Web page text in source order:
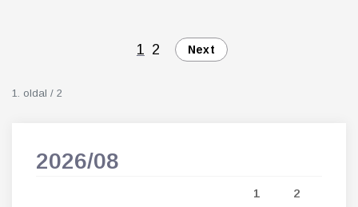
1 2 Next
1. oldal / 2
2026/08
1 2